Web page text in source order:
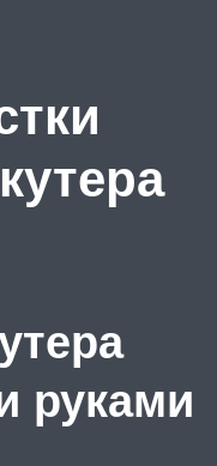
руками